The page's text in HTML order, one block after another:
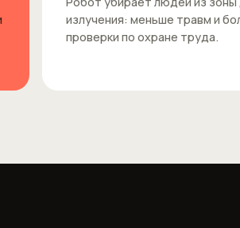
излучения: меньше травм и
проверки по охране труда.